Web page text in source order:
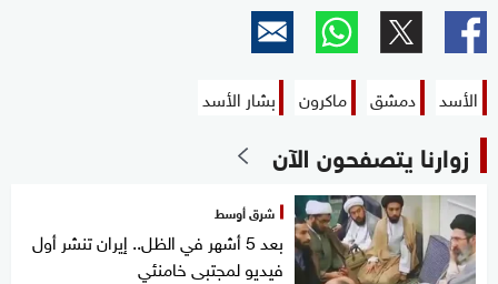
الأسد دمشق ماكرون بشار الأسد
زوارنا يتصفحون الآن
شرق أوسط
بعد 5 أشهر في الظل.. إيران تنشر أول
فيديو لمجتبى خامنئي